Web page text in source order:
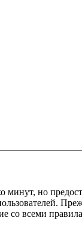
минут, но
со всеми